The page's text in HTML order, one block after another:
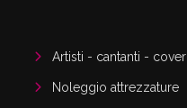
Artisti - cantanti - cover
Noleggio attrezzature